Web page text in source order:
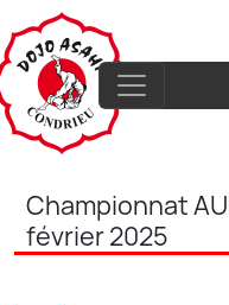
Championnat
février 2025